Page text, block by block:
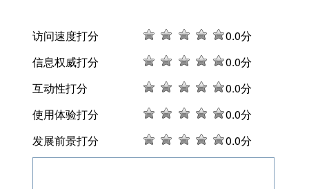
访问速度打分 0.0分
信息权威打分
0.0分
互动性打分
0.0分
使用体验打分
0.0分
发展前景打分
0.0分